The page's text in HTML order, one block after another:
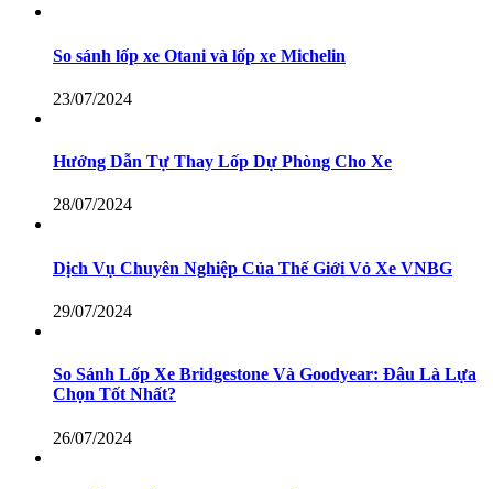
So sánh lốp xe Otani và lốp xe Michelin
23/07/2024
Hướng Dẫn Tự Thay Lốp Dự Phòng Cho Xe
28/07/2024
Dịch Vụ Chuyên Nghiệp Của Thế Giới Vỏ Xe VNBG
29/07/2024
So Sánh Lốp Xe Bridgestone Và Goodyear: Đâu Là Lựa
Chọn Tốt Nhất?
26/07/2024